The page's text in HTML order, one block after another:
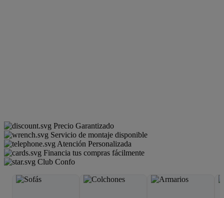
Precio Garantizado
Servicio de montaje disponible
Atención Personalizada
Financia tus compras fácilmente
Club Confo